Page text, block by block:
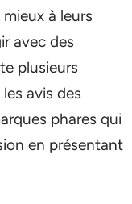
à leurs
avec des
plusieurs
avis des
phares qui
en présentant